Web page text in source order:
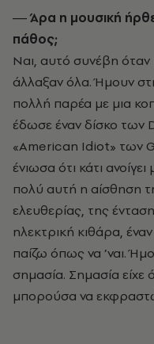
― Άρα η μουσική
πάθος;
Ναι, αυτό συνέβη
άλλαξαν όλα. Ήμουν
πολλή παρέα με μια
έδωσε έναν δίσκο των
«American Idiot» των
ένιωσα ότι κάτι
πολύ αυτή η αίσθηση
ελευθερίας, της
ηλεκτρική κιθάρα,
παίζω όπως να ’ναι.
σημασία. Σημασία είχε
μπορούσα να